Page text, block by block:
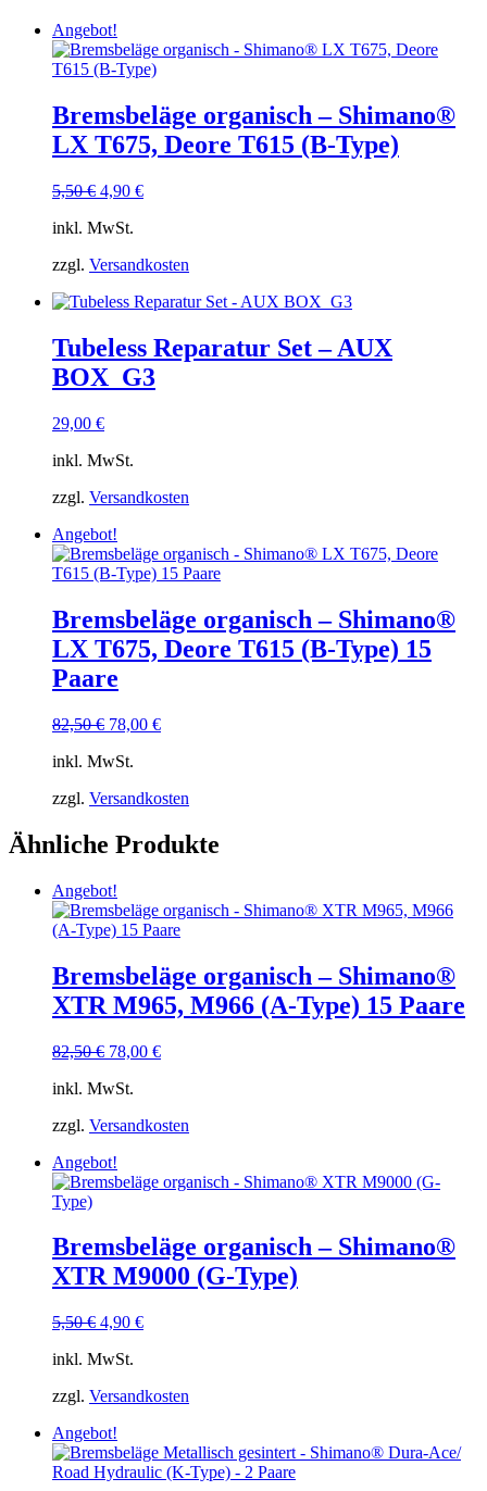
Angebot!
Bremsbeläge organisch – Shimano®
LX T675, Deore T615 (B-Type)
5,50€ Ursprünglicher
war:
4,90 €Aktueller
inkl. MwSt.
zzgl. Versandkosten
Tubeless Reparatur Set – AUX
BOX_G3
29,00 €
inkl. MwSt.
zzgl. Versandkosten
Angebot!
Bremsbeläge organisch – Shimano®
LX T675, Deore T615 (B-Type) 15
Paare
82,50€ Ursprünglicher
war:
78,00 €Aktueller
inkl. MwSt.
zzgl. Versandkosten
Ähnliche Produkte
Angebot!
Bremsbeläge organisch – Shimano®
XTR M965, M966 (A-Type) 15 Paare
82,50€ Ursprünglicher
war:
78,00 €Aktueller
inkl. MwSt.
zzgl. Versandkosten
Angebot!
Bremsbeläge organisch – Shimano®
XTR M9000 (G-Type)
5,50€ Ursprünglicher
war:
4,90 €Aktueller
inkl. MwSt.
zzgl. Versandkosten
Angebot!